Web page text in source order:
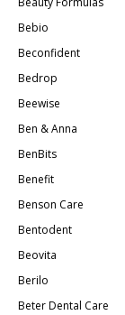
Bebio
Beconfident
Bedrop
Beewise
Ben & Anna
BenBits
Benefit
Benson Care
Bentodent
Beovita
Berilo
Beter Dental Care